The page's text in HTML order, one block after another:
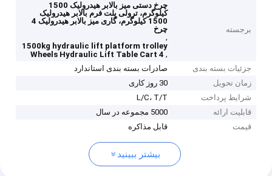
برجسته
چرخ دستی میز بالابر هیدرولیک 1500
کیلوگرم، ترولی پلت فرم بالابر هیدرولیک
1500 کیلوگرم، گاری میز بالابر هیدرولیک 4
چرخ
,
1500kg hydraulic lift platform trolley
,
4 Wheels Hydraulic Lift Table Cart
جزئیات بسته بندی
صادرات بسته بندی استاندارد
زمان تحویل
30 روز کاری
شرایط پرداخت
L/C، T/T
قابلیت ارائه
5000 مجموعه در سال
قیمت
قابل مذاکره
بیشتر ببینید